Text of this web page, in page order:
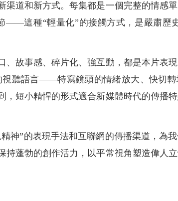
道和新方式。每集都是一個完整的情感
——這種“輕量化”的接觸方式，是嚴肅歷
故事感、碎片化、強互動，都是本片表
聽語言——特寫鏡頭的情緒放大、快切轉
，短小精悍的形式適合新媒體時代的傳播
神”的表現手法和互聯網的傳播渠道，為
蓬勃的創作活力，以平常視角塑造偉人